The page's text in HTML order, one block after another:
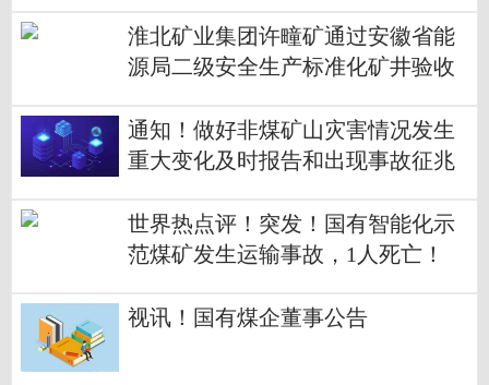
淮北矿业集团许疃矿通过安徽省能
源局二级安全生产标准化矿井验收
通知！做好非煤矿山灾害情况发生
重大变化及时报告和出现事故征兆
世界热点评！突发！国有智能化示
范煤矿发生运输事故，1人死亡！
视讯！国有煤企董事公告